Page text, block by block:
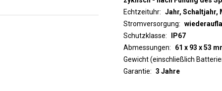
Echtzeituhr
Jahr, Schaltjahr,
Stromversorgung
Schutzklasse
IP67
Abmessungen
61 x 93 x 53
Gewicht (einschließlich
Garantie
3 Jahre